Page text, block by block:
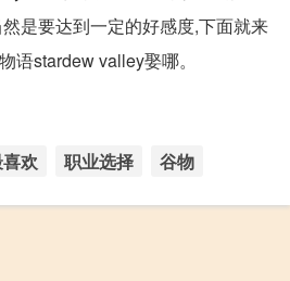
是要达到一定的好感度,下面就来
语stardew valley娶哪。
欢 职业选择 谷物